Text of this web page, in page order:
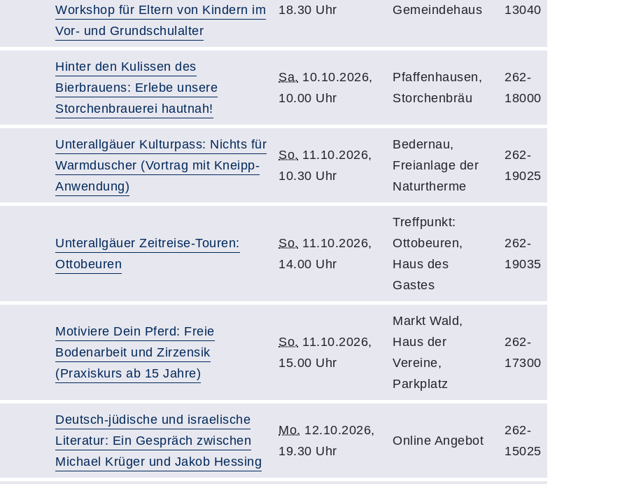
Workshop für Eltern von Kindern im
Vor- und Grundschulalter
18.30 Uhr
Gemeindehaus
13040
Hinter den Kulissen des
Bierbrauens: Erlebe unsere
Storchenbrauerei hautnah!
Sa. 10.10.2026,
10.00 Uhr
Pfaffenhausen,
Storchenbräu
262-
18000
Unterallgäuer Kulturpass: Nichts für
Warmduscher (Vortrag mit Kneipp-
Anwendung)
So. 11.10.2026,
10.30 Uhr
Bedernau,
Freianlage der
Naturtherme
262-
19025
Unterallgäuer Zeitreise-Touren:
Ottobeuren
So. 11.10.2026,
14.00 Uhr
Treffpunkt:
Ottobeuren,
Haus des
Gastes
262-
19035
Motiviere Dein Pferd: Freie
Bodenarbeit und Zirzensik
(Praxiskurs ab 15 Jahre)
So. 11.10.2026,
15.00 Uhr
Markt Wald,
Haus der
Vereine,
Parkplatz
262-
17300
Deutsch-jüdische und israelische
Literatur: Ein Gespräch zwischen
Michael Krüger und Jakob Hessing
Mo. 12.10.2026,
19.30 Uhr
Online Angebot
262-
15025